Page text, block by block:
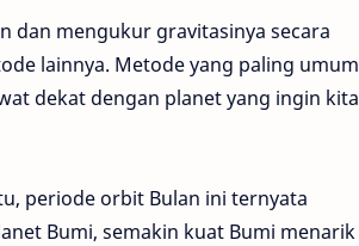
dan mengukur gravitasinya secara
lainnya. Metode yang paling umum
dekat dengan planet yang ingin kita
periode orbit Bulan ini ternyata
Bumi, semakin kuat Bumi menarik